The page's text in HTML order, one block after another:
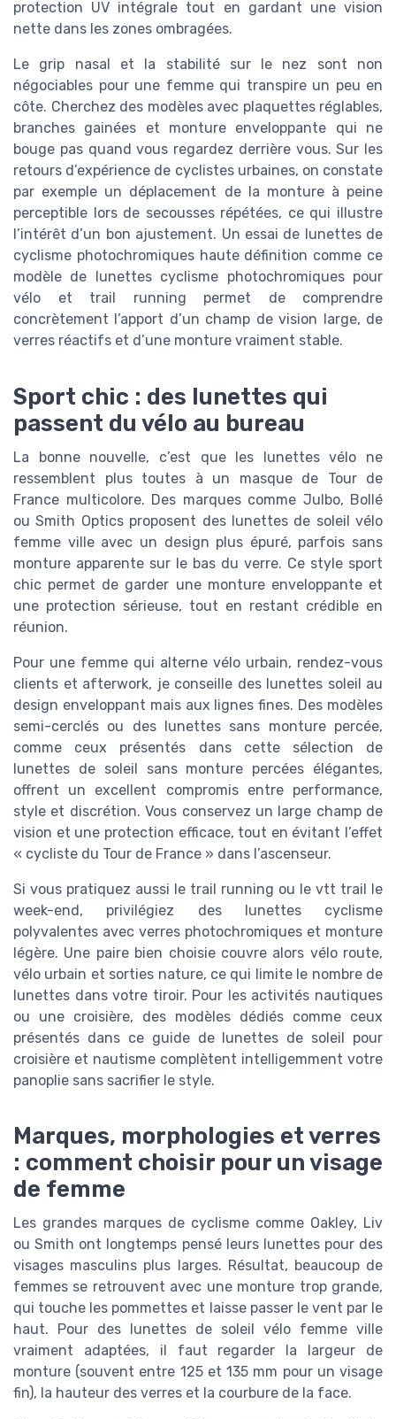
protection UV intégrale tout en gardant une vision
nette dans les zones ombragées.
Le grip nasal et la stabilité sur le nez sont non
négociables pour une femme qui transpire un peu en
côte. Cherchez des modèles avec plaquettes réglables,
branches gainées et monture enveloppante qui ne
bouge pas quand vous regardez derrière vous. Sur les
retours d’expérience de cyclistes urbaines, on constate
par exemple un déplacement de la monture à peine
perceptible lors de secousses répétées, ce qui illustre
l’intérêt d’un bon ajustement. Un essai de lunettes de
cyclisme photochromiques haute définition comme ce
modèle de lunettes cyclisme photochromiques pour
vélo et trail running permet de comprendre
concrètement l’apport d’un champ de vision large, de
verres réactifs et d’une monture vraiment stable.
Sport chic : des lunettes qui
passent du vélo au bureau
La bonne nouvelle, c’est que les lunettes vélo ne
ressemblent plus toutes à un masque de Tour de
France multicolore. Des marques comme Julbo, Bollé
ou Smith Optics proposent des lunettes de soleil vélo
femme ville avec un design plus épuré, parfois sans
monture apparente sur le bas du verre. Ce style sport
chic permet de garder une monture enveloppante et
une protection sérieuse, tout en restant crédible en
réunion.
Pour une femme qui alterne vélo urbain, rendez-vous
clients et afterwork, je conseille des lunettes soleil au
design enveloppant mais aux lignes fines. Des modèles
semi-cerclés ou des lunettes sans monture percée,
comme ceux présentés dans cette sélection de
lunettes de soleil sans monture percées élégantes,
offrent un excellent compromis entre performance,
style et discrétion. Vous conservez un large champ de
vision et une protection efficace, tout en évitant l’effet
« cycliste du Tour de France » dans l’ascenseur.
Si vous pratiquez aussi le trail running ou le vtt trail le
week-end, privilégiez des lunettes cyclisme
polyvalentes avec verres photochromiques et monture
légère. Une paire bien choisie couvre alors vélo route,
vélo urbain et sorties nature, ce qui limite le nombre de
lunettes dans votre tiroir. Pour les activités nautiques
ou une croisière, des modèles dédiés comme ceux
présentés dans ce guide de lunettes de soleil pour
croisière et nautisme complètent intelligemment votre
panoplie sans sacrifier le style.
Marques, morphologies et verres
: comment choisir pour un visage
de femme
Les grandes marques de cyclisme comme Oakley, Liv
ou Smith ont longtemps pensé leurs lunettes pour des
visages masculins plus larges. Résultat, beaucoup de
femmes se retrouvent avec une monture trop grande,
qui touche les pommettes et laisse passer le vent par le
haut. Pour des lunettes de soleil vélo femme ville
vraiment adaptées, il faut regarder la largeur de
monture (souvent entre 125 et 135 mm pour un visage
fin), la hauteur des verres et la courbure de la face.